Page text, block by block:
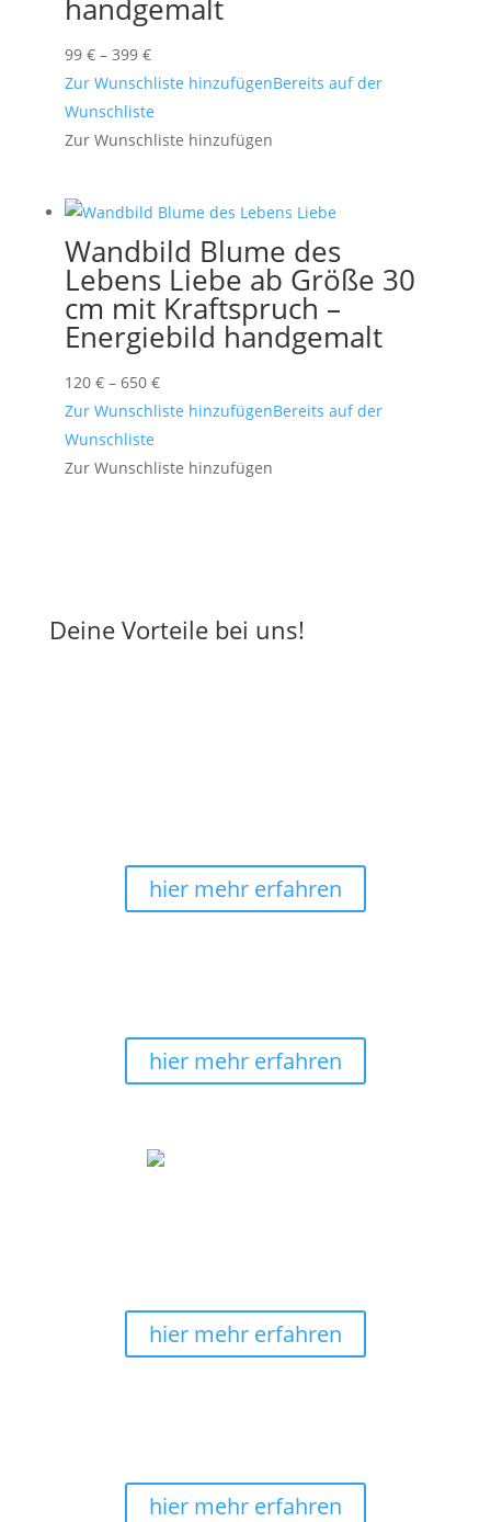
handgemalt
99 € – 399 €Preisspanne:
99 €
bis
399 €
Zur Wunschliste hinzufügenBereits auf der
Wunschliste
Zur Wunschliste hinzufügen
Wandbild Blume des
Lebens Liebe ab Größe 30
cm mit Kraftspruch –
Energiebild handgemalt
120 € – 650 €Preisspanne:
120 €
650 €
Zur Wunschliste hinzufügenBereits auf der
Wunschliste
Zur Wunschliste hinzufügen
Deine Vorteile bei uns!
hier mehr erfahren
hier mehr erfahren
hier mehr erfahren
hier mehr erfahren